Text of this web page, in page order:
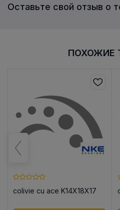
Оставьте свой отзыв о
ПОХОЖИЕ
colivie cu ace K14X18X17